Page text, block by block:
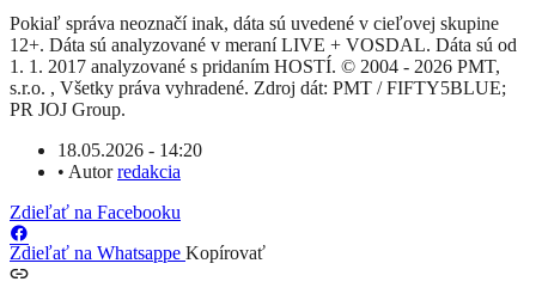
Pokiaľ správa neoznačí inak, dáta sú uvedené v cieľovej skupine
12+. Dáta sú analyzované v meraní LIVE + VOSDAL. Dáta sú od
1. 1. 2017 analyzované s pridaním HOSTÍ. © 2004 - 2026 PMT,
s.r.o. , Všetky práva vyhradené. Zdroj dát: PMT / FIFTY5BLUE;
PR JOJ Group.
18.05.2026 - 14:20
• Autorredakcia
Zdieľať na Facebooku
Zdieľať na Whatsappe Kopírovať